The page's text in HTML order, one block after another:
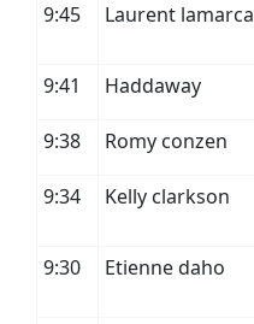
9:45 Laurent lamarca
9:41
Haddaway
9:38 Romy conzen
9:34 Kelly clarkson
9:30
Etienne daho